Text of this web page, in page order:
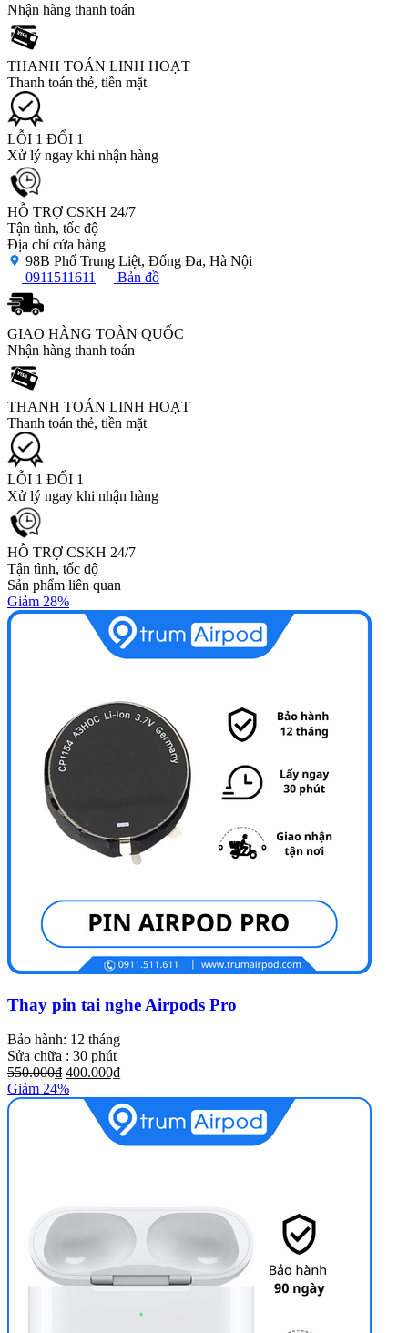
Nhận hàng thanh toán
THANH TOÁN LINH HOẠT
Thanh toán thẻ, tiền mặt
LỖI 1 ĐỔI 1
Xử lý ngay khi nhận hàng
HỖ TRỢ CSKH 24/7
Tận tình, tốc độ
Địa chỉ cửa hàng
98B Phố Trung Liệt, Đống Đa, Hà Nội
0911511611
Bản đồ
GIAO HÀNG TOÀN QUỐC
Nhận hàng thanh toán
THANH TOÁN LINH HOẠT
Thanh toán thẻ, tiền mặt
LỖI 1 ĐỔI 1
Xử lý ngay khi nhận hàng
HỖ TRỢ CSKH 24/7
Tận tình, tốc độ
Sản phẩm liên quan
Giảm 28%
Thay pin tai nghe Airpods Pro
Bảo hành: 12 tháng
Sửa chữa : 30 phút
550.000₫ 400.000₫
Giảm 24%